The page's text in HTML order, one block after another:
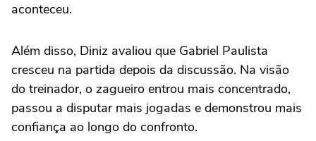
aconteceu.
Além disso, Diniz avaliou que Gabriel Paulista
cresceu na partida depois da discussão. Na visão
do treinador, o zagueiro entrou mais concentrado,
passou a disputar mais jogadas e demonstrou mais
confiança ao longo do confronto.